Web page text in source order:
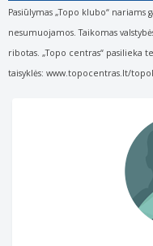
Pasiūlymas „Topo klubo“
nesumuojamos. Taikomas
ribotas. „Topo centras“ pasilieka
taisyklės: www.topocentras.lt/